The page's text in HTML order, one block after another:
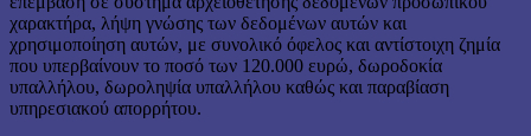
χαρακτήρα, λήψη γνώσης των δεδομένων αυτών και
χρησιμοποίηση αυτών, με συνολικό όφελος και αντίστοιχη ζημία
που υπερβαίνουν το ποσό των 120.000 ευρώ, δωροδοκία
υπαλλήλου, δωροληψία υπαλλήλου καθώς και παραβίαση
υπηρεσιακού απορρήτου.